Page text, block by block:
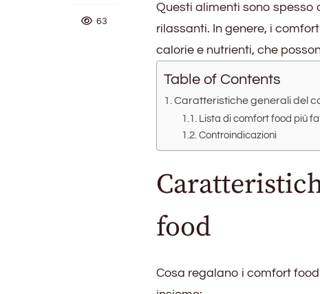
comfort
63
Questi alimenti sono spesso
rilassanti. In genere, i
calorie e nutrienti, che
Table of Contents
Caratteristiche generali del
Lista di comfort food più
Controindicazioni
food
Cosa regalano i comfort